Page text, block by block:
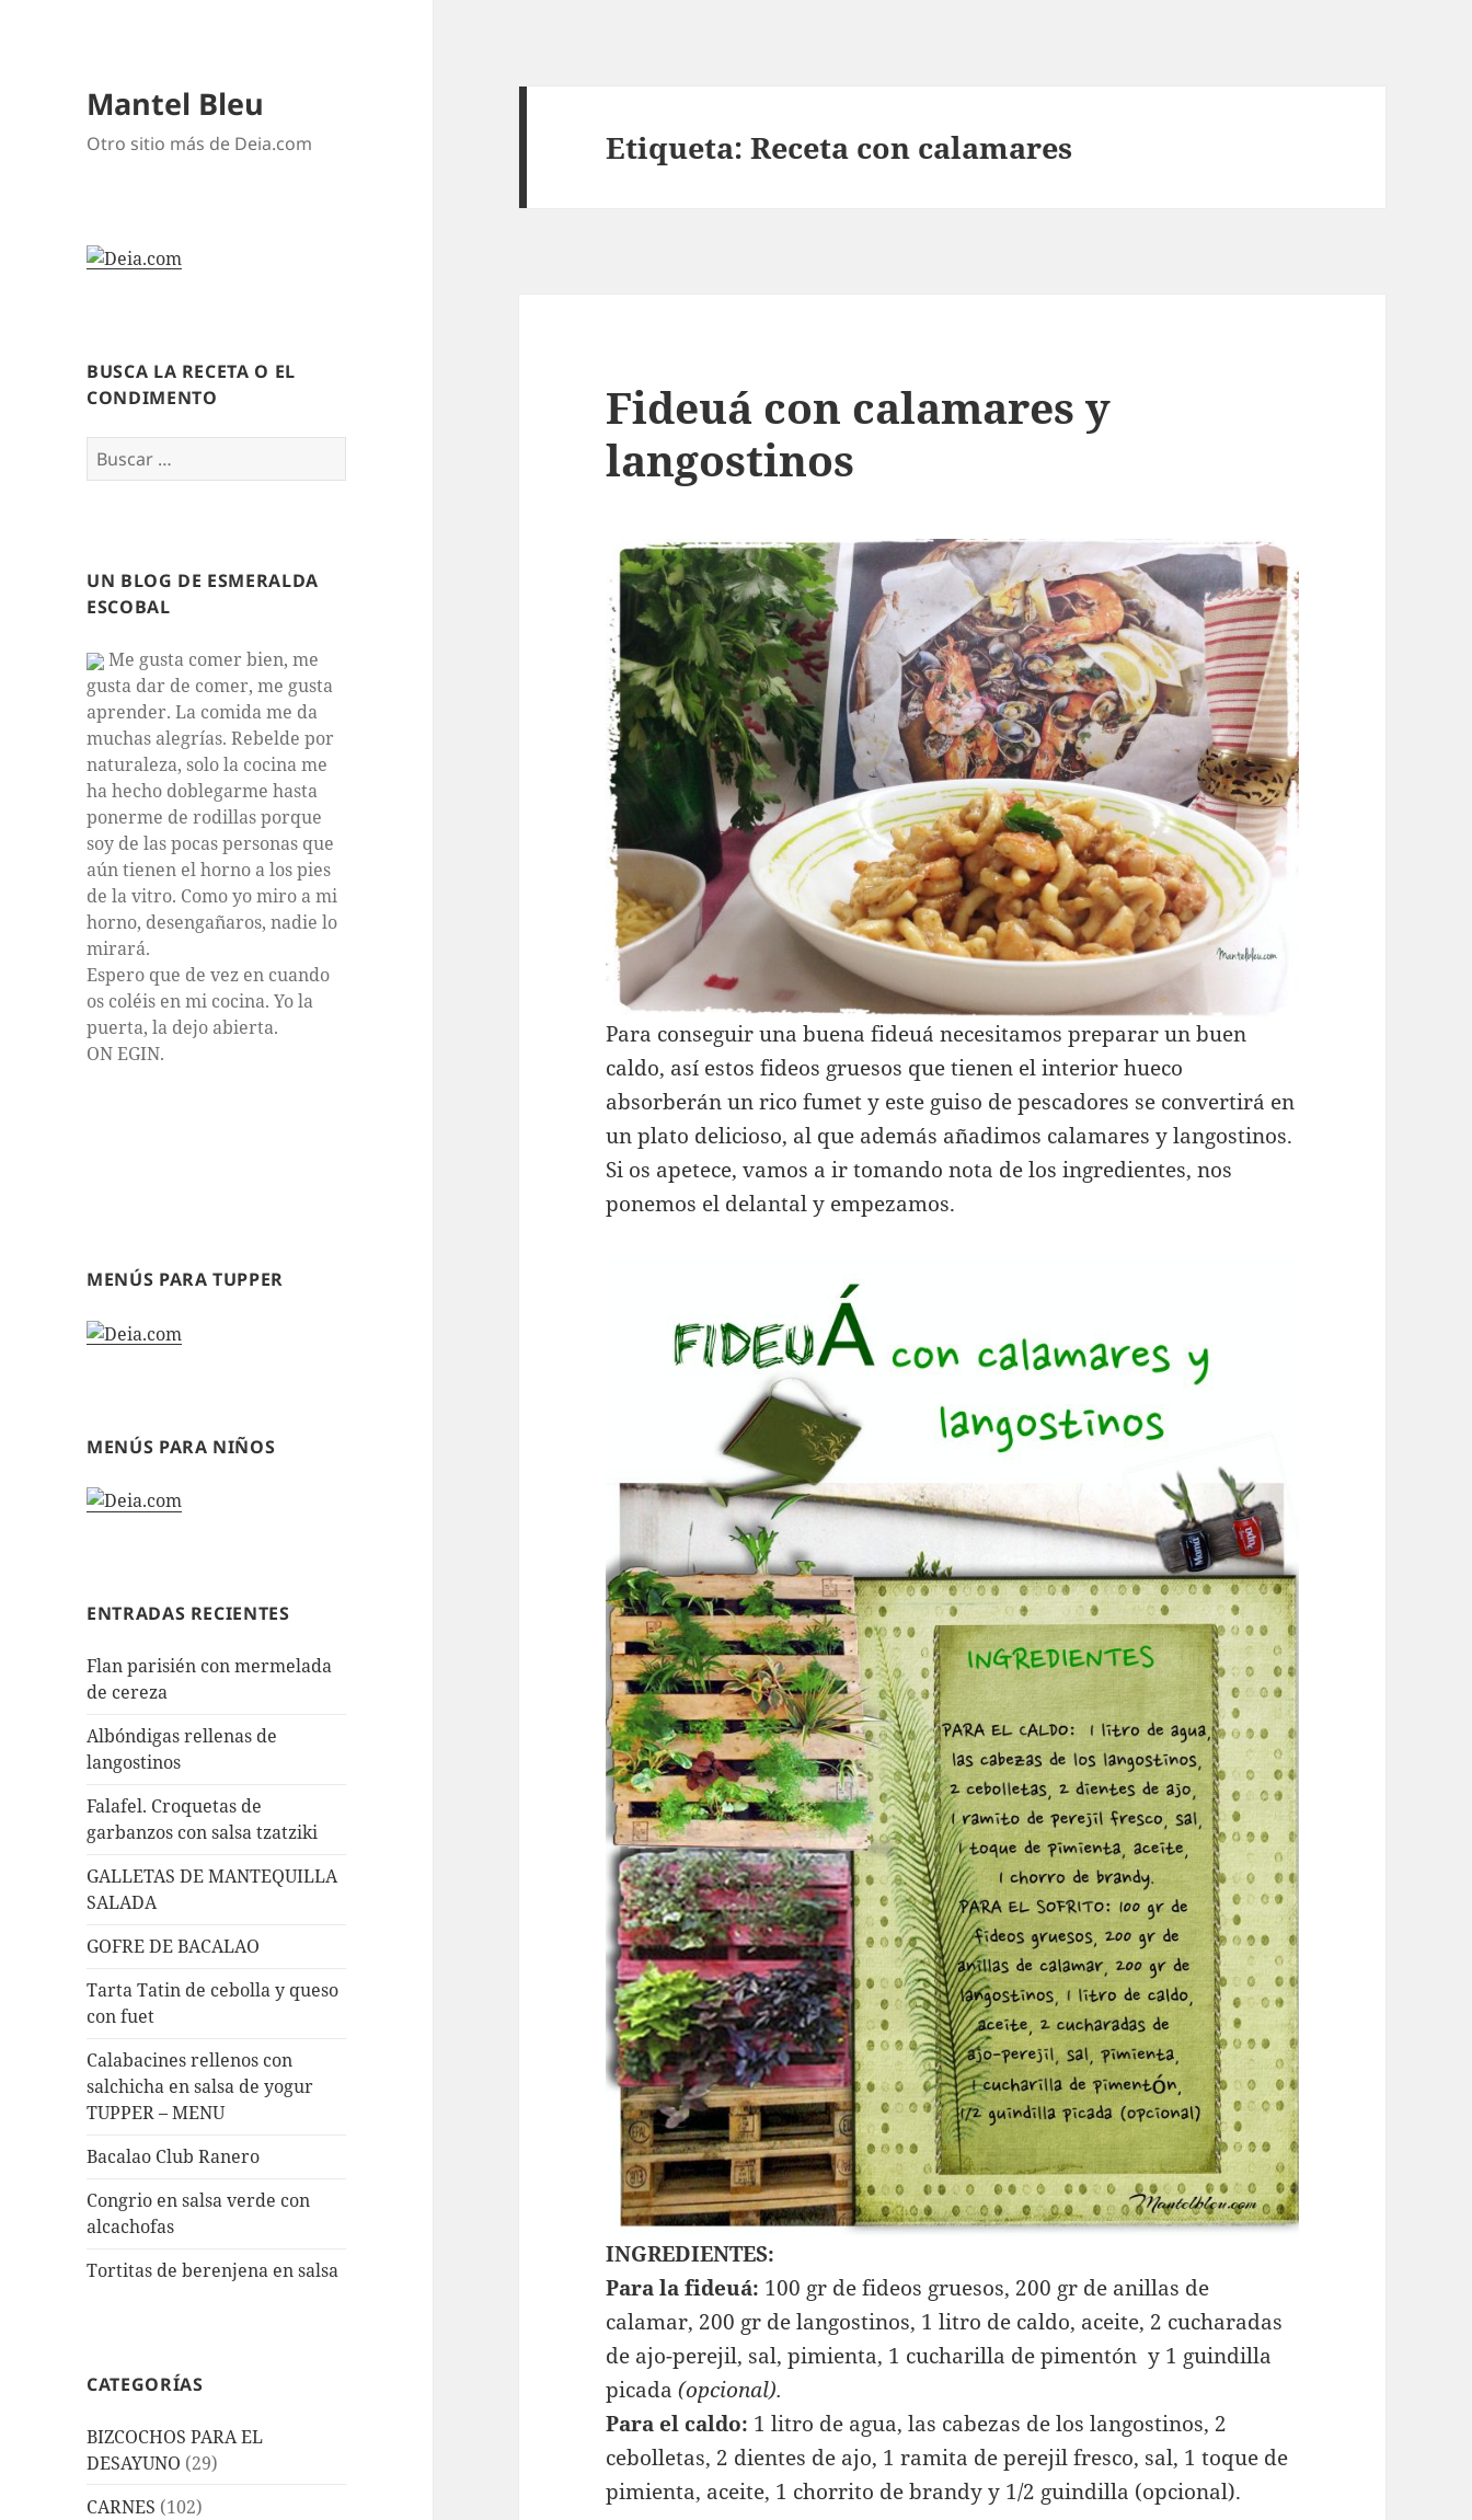
Mantel Bleu
Otro sitio más de Deia.com
BUSCA LA RECETA O EL
CONDIMENTO
Buscar:
UN BLOG DE ESMERALDA
ESCOBAL
Me gusta comer bien, me
gusta dar de comer, me gusta
aprender. La comida me da
muchas alegrías. Rebelde por
naturaleza, solo la cocina me
ha hecho doblegarme hasta
ponerme de rodillas porque
soy de las pocas personas que
aún tienen el horno a los pies
de la vitro. Como yo miro a mi
horno, desengañaros, nadie lo
mirará.
Espero que de vez en cuando
os coléis en mi cocina. Yo la
puerta, la dejo abierta.
ON EGIN.
MENÚS PARA TUPPER
MENÚS PARA NIÑOS
ENTRADAS RECIENTES
Flan parisién con mermelada
de cereza
Albóndigas rellenas de
langostinos
Falafel. Croquetas de
garbanzos con salsa tzatziki
GALLETAS DE MANTEQUILLA
SALADA
GOFRE DE BACALAO
Tarta Tatin de cebolla y queso
con fuet
Calabacines rellenos con
salchicha en salsa de yogur
TUPPER – MENU
Bacalao Club Ranero
Congrio en salsa verde con
alcachofas
Tortitas de berenjena en salsa
CATEGORÍAS
BIZCOCHOS PARA EL
DESAYUNO (29)
CARNES (102)
Etiqueta:Receta con calamares
Fideuá con calamares y
langostinos
Para conseguir una buena fideuá necesitamos preparar un buen
caldo, así estos fideos gruesos que tienen el interior hueco
absorberán un rico fumet y este guiso de pescadores se convertirá en
un plato delicioso, al que además añadimos calamares y langostinos.
Si os apetece, vamos a ir tomando nota de los ingredientes, nos
ponemos el delantal y empezamos.
INGREDIENTES:
Para la fideuá: 100 gr de fideos gruesos, 200 gr de anillas de
calamar, 200 gr de langostinos, 1 litro de caldo, aceite, 2 cucharadas
de ajo-perejil, sal, pimienta, 1 cucharilla de pimentón y 1 guindilla
picada(opcional).
Para el caldo: 1 litro de agua, las cabezas de los langostinos, 2
cebolletas, 2 dientes de ajo, 1 ramita de perejil fresco, sal, 1 toque de
pimienta, aceite, 1 chorrito de brandy y 1/2 guindilla (opcional).